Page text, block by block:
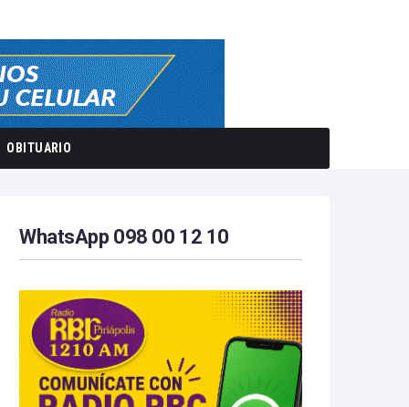
OBITUARIO
WhatsApp 098 00 12 10